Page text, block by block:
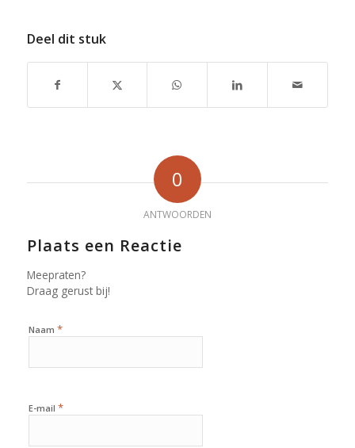
Deel dit stuk
0
ANTWOORDEN
Plaats een Reactie
Meepraten?
Draag gerust bij!
Naam *
E-mail *